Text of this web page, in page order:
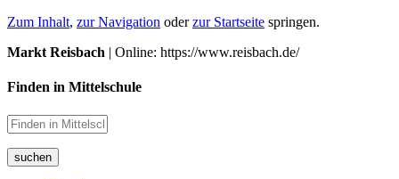
Zum Inhalt, zur Navigation oderzur Startseite springen.
Markt Reisbach | Online: https://www.reisbach.de/
Finden in Mittelschule
suchen